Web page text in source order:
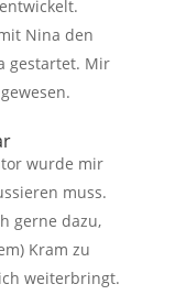
Nina den
gestartet. Mir
wurde mir
muss.
gerne dazu,
Kram zu
weiterbringt.